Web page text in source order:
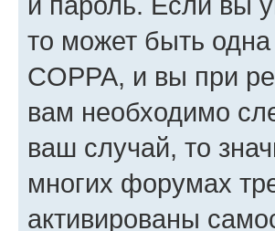
то может быть
COPPA, и вы при
вам необходимо
ваш случай, то
многих форумах
активированы